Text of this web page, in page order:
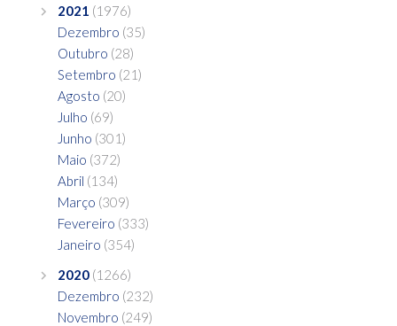
2021 (1976)
Dezembro (35)
Outubro (28)
Setembro (21)
Agosto (20)
Julho (69)
Junho (301)
Maio (372)
Abril (134)
Março (309)
Fevereiro (333)
Janeiro (354)
2020 (1266)
Dezembro (232)
Novembro (249)